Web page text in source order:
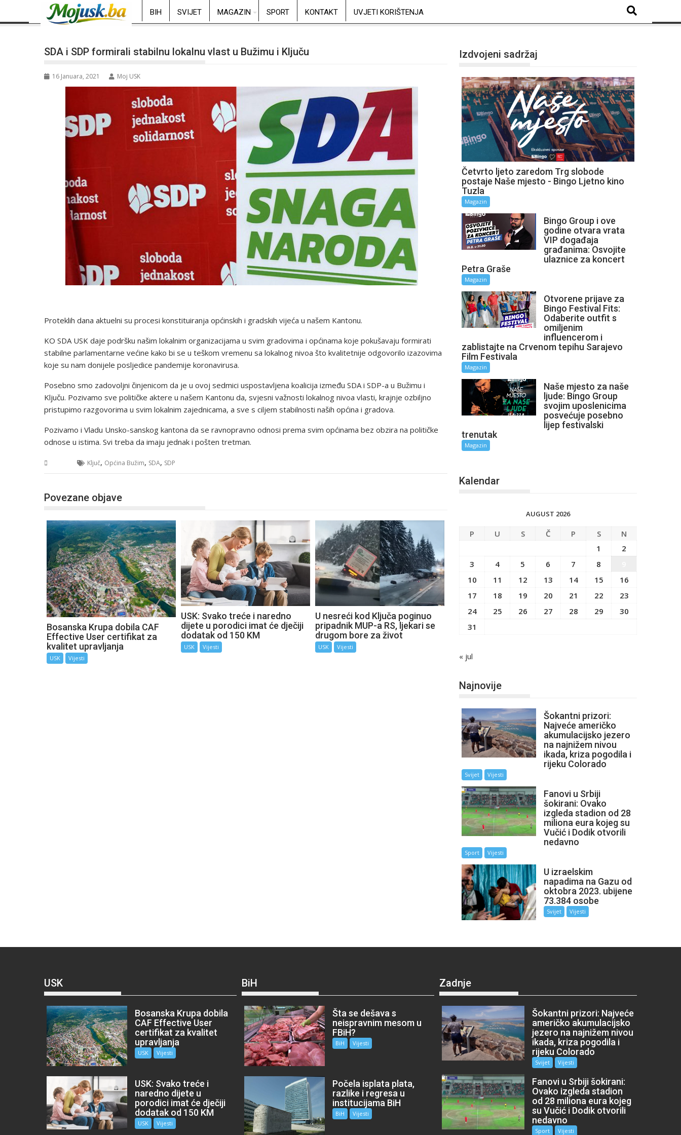
BIH SVIJET MAGAZIN SPORT KONTAKT UVJETI KORIŠTENJA
SDA i SDP formirali stabilnu lokalnu vlast u Bužimu i Ključu
16 Januara, 2021 Moj USK
Proteklih dana aktuelni su procesi konstituiranja općinskih i gradskih vijeća u našem Kantonu.
KO SDA USK daje podršku našim lokalnim organizacijama u svim gradovima i općinama koje pokušavaju formirati
stabilne parlamentarne većine kako bi se u teškom vremenu sa lokalnog nivoa što kvalitetnije odgovorilo izazovima
koje su nam donijele posljedice pandemije koronavirusa.
Posebno smo zadovoljni činjenicom da je u ovoj sedmici uspostavljena koalicija između SDA i SDP-a u Bužimu i
Ključu. Pozivamo sve političke aktere u našem Kantonu da, svjesni važnosti lokalnog nivoa vlasti, krajnje ozbiljno
pristupimo razgovorima u svim lokalnim zajednicama, a sve s ciljem stabilnosti naših općina i gradova.
Pozivamo i Vladu Unsko-sanskog kantona da se ravnopravno odnosi prema svim općinama bez obzira na političke
odnose u istima. Svi treba da imaju jednak i pošten tretman.
Ključ, Općina Bužim, SDA, SDP
Povezane objave
Bosanska Krupa dobila CAF
Effective User certifikat za
kvalitet upravljanja
USK Vijesti
USK: Svako treće i naredno
dijete u porodici imat će dječiji
dodatak od 150 KM
USK Vijesti
U nesreći kod Ključa poginuo
pripadnik MUP-a RS, ljekari se
drugom bore za život
USK Vijesti
Izdvojeni sadržaj
Četvrto ljeto zaredom Trg slobode
postaje Naše mjesto - Bingo Ljetno kino
Tuzla
Magazin
Bingo Group i ove
godine otvara vrata
VIP događaja
građanima: Osvojite
ulaznice za koncert
Petra Graše
Magazin
Otvorene prijave za
Bingo Festival Fits:
Odaberite outfit s
omiljenim
influencerom i
zablistajte na Crvenom tepihu Sarajevo
Film Festivala
Magazin
Naše mjesto za naše
ljude: Bingo Group
svojim uposlenicima
posvećuje posebno
lijep festivalski
trenutak
Magazin
Kalendar
AUGUST 2026
P U S Č P S
N
1
2
3
4 5 6 7 8
10
11 12 13 14 15
16
17
18 19 20 21 22
23
24
25 26 27 28 29
30
31
« jul
Najnovije
Šokantni prizori:
Najveće američko
akumulacijsko jezero
na najnižem nivou
ikada, kriza pogodila i
rijeku Colorado
Svijet Vijesti
Fanovi u Srbiji
šokirani: Ovako
izgleda stadion od 28
miliona eura kojeg su
Vučić i Dodik otvorili
nedavno
Sport Vijesti
U izraelskim
napadima na Gazu od
oktobra 2023. ubijene
73.384 osobe
Svijet Vijesti
USK
Bosanska Krupa dobila
CAF Effective User
certifikat za kvalitet
upravljanja
USK Vijesti
USK: Svako treće i
naredno dijete u
porodici imat će dječiji
dodatak od 150 KM
USK Vijesti
BiH
Šta se dešava s
neispravnim mesom u
FBiH?
BiH Vijesti
Počela isplata plata,
razlike i regresa u
institucijama BiH
BiH Vijesti
Zadnje
Šokantni prizori: Najveće
američko akumulacijsko
jezero na najnižem nivou
ikada, kriza pogodila i
rijeku Colorado
Svijet Vijesti
Fanovi u Srbiji šokirani:
Ovako izgleda stadion
od 28 miliona eura kojeg
su Vučić i Dodik otvorili
nedavno
Sport Vijesti